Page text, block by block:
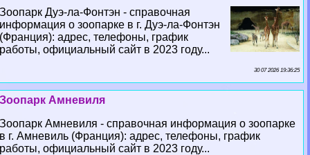
Зоопарк Дуэ-ла-Фонтэн - справочная
информация о зоопарке в г. Дуэ-ла-Фонтэн
(Франция): адрес, телефоны, график
работы, официальный сайт в 2023 году...
30 07 2026 19:36:25
Зоопарк Амневиля
Зоопарк Амневиля - справочная информация о зоопарке
в г. Амневиль (Франция): адрес, телефоны, график
работы, официальный сайт в 2023 году...